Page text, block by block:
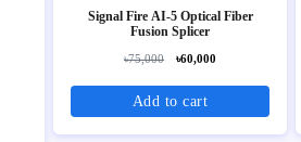
Signal Fire AI-5 Optical Fiber
Fusion Splicer
৳75,000 ৳60,000
Add to cart